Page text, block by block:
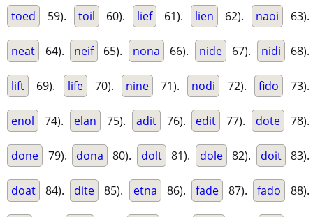
toed 59). toil 60). lief 61). lien 62). naoi 63).
neat 64). neif 65). nona 66). nide 67). nidi 68).
lift 69). life 70). nine 71). nodi 72). fido 73).
enol 74). elan 75). adit 76). edit 77). dote 78).
done 79). dona 80). dolt 81). dole 82). doit 83).
doat 84). dite 85). etna 86). fade 87). fado 88).